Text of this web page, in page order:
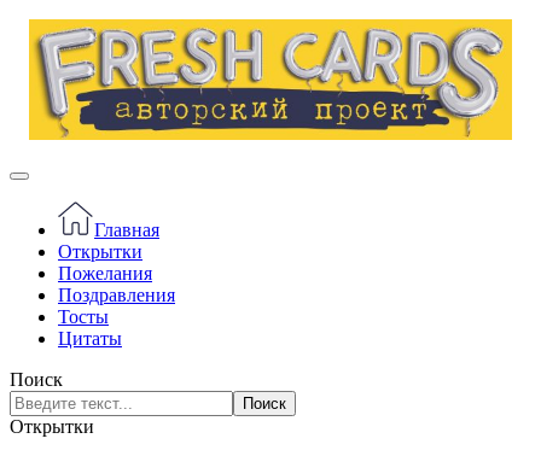
Главная
Открытки
Пожелания
Поздравления
Тосты
Цитаты
Поиск
Поиск
Открытки